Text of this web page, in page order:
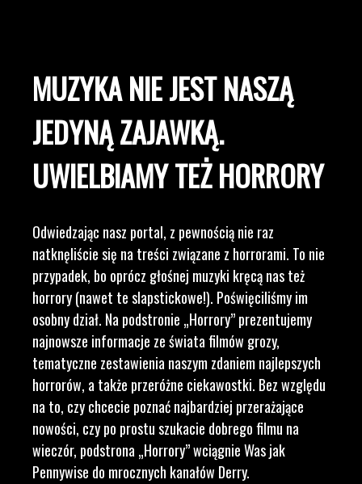
MUZYKA NIE JEST NASZĄ
JEDYNĄ ZAJAWKĄ.
UWIELBIAMY TEŻ HORRORY
Odwiedzając nasz portal, z pewnością nie raz
natknęliście się na treści związane z horrorami. To nie
przypadek, bo oprócz głośnej muzyki kręcą nas też
horrory (nawet te slapstickowe!). Poświęciliśmy im
osobny dział. Na podstronie „Horrory” prezentujemy
najnowsze informacje ze świata filmów grozy,
tematyczne zestawienia naszym zdaniem najlepszych
horrorów, a także przeróżne ciekawostki. Bez względu
na to, czy chcecie poznać najbardziej przerażające
nowości, czy po prostu szukacie dobrego filmu na
wieczór, podstrona „Horrory” wciągnie Was jak
Pennywise do mrocznych kanałów Derry.